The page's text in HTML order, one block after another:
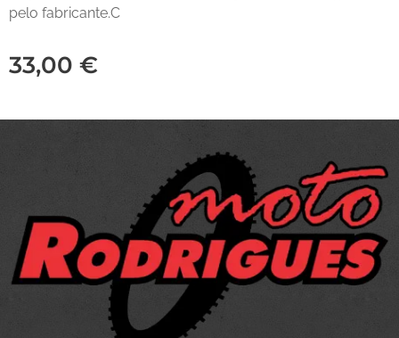
pelo fabricante.C
33,00 €